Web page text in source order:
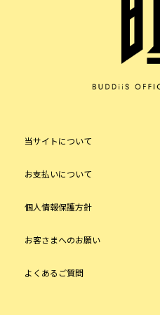
当サイトについて
お支払いについて
個人情報保護方針
お客さまへのお願い
よくあるご質問